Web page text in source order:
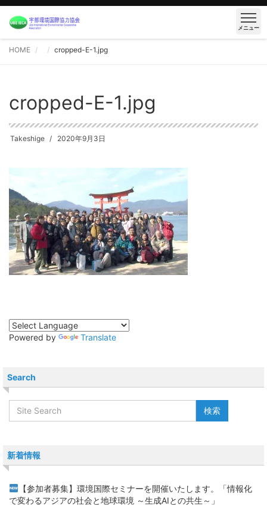
メニュー
HOME cropped-E-1.jpg
cropped-E-1.jpg
Takeshige 2020年9月3日
Powered by Translate
Search
新着情報
【参加者募集】環境国際セミナーを開催いたします。「情報化
で変わるアジアの社会と地球環境 ～生成AIとの共生～」